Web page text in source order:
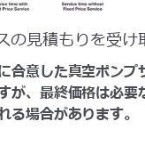
の見積もりを受け
合意した真空ポンプ
が、最終価格は必要
る場合があります。